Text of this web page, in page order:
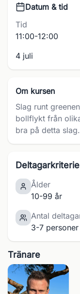
Datum & tid
Tid
11:00-12:00
4 juli
Om kursen
Slag runt
bollflykt från
bra på detta slag.
Ålder
10-99 år
Antal
3-7 personer
Tränare